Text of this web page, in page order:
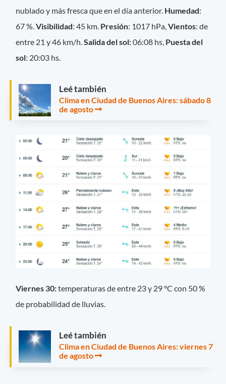
nublado y más fresca que en el día anterior. Humedad:
67 %.Visibilidad: 45 km. Presión: 1017 hPa,Vientos: de
entre 21 y 46 km/h.Salida del sol:06:08 hs, Puesta del
sol: 20:03 hs.
Leé también
Clima en Ciudad de Buenos Aires: sábado 8
de agosto
Viernes 30:temperaturas de entre 23 y 29 °C con 50 %
de probabilidad de lluvias.
Leé también
Clima en Ciudad de Buenos Aires: viernes 7
de agosto